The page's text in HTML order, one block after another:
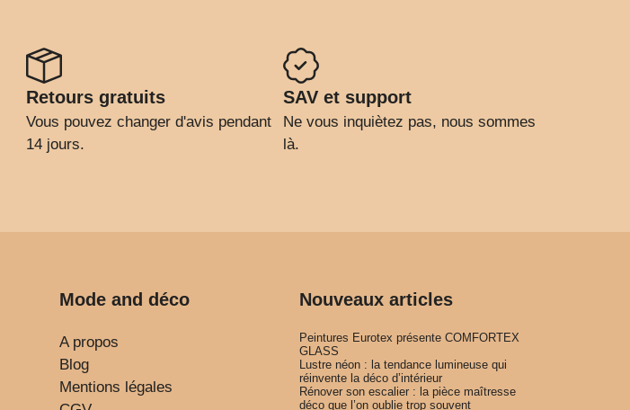
Retours gratuits
Vous pouvez changer d'avis pendant
14 jours.
SAV et support
Ne vous inquiètez pas, nous sommes
là.
Mode and déco
A propos
Blog
Mentions légales
Nouveaux articles
Peintures Eurotex présente COMFORTEX
GLASS
Lustre néon : la tendance lumineuse qui
réinvente la déco d’intérieur
Rénover son escalier : la pièce maîtresse
déco que l’on oublie trop souvent